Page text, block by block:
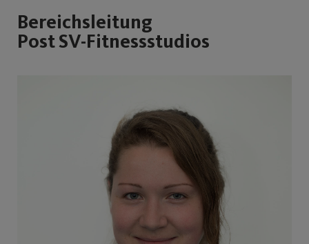
Bereichsleitung
Post SV-Fitnessstudios